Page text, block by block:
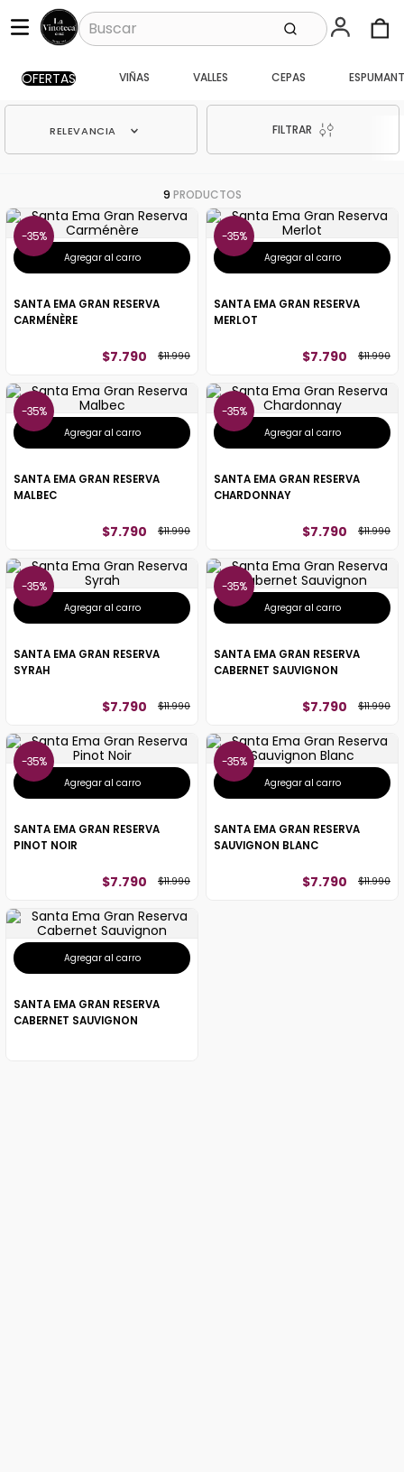
OFERTAS VIÑAS VALLES CEPAS
RELEVANCIA FILTRAR
9 PRODUCTOS
35%
Agregar al carro
SANTA EMA GRAN RESERVA
CARMÉNÈRE
$7.790 $11.990
35%
Agregar al carro
SANTA EMA GRAN RESERVA
MERLOT
$7.790 $11.990
35%
Agregar al carro
SANTA EMA GRAN RESERVA
MALBEC
$7.790 $11.990
35%
Agregar al carro
SANTA EMA GRAN RESERVA
CHARDONNAY
$7.790 $11.990
35%
Agregar al carro
SANTA EMA GRAN RESERVA
SYRAH
$7.790 $11.990
35%
Agregar al carro
SANTA EMA GRAN RESERVA
CABERNET SAUVIGNON
$7.790 $11.990
35%
Agregar al carro
SANTA EMA GRAN RESERVA
PINOT NOIR
$7.790 $11.990
35%
Agregar al carro
SANTA EMA GRAN RESERVA
SAUVIGNON BLANC
$7.790 $11.990
Agregar al carro
SANTA EMA GRAN RESERVA
CABERNET SAUVIGNON